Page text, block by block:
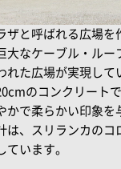
ザと呼ばれる広場を
なケーブル・ルー
れた広場が実現して
のコンクリート
かで柔らかい印象を
は、スリランカのコ
ています。